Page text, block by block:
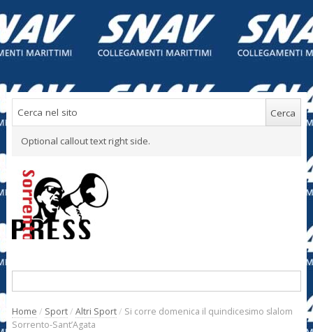
Optional callout text right side.
Home / Sport/ Altri Sport/ Si corre domenica il quindicesimo slalom
Sorrento-Sant’Agata